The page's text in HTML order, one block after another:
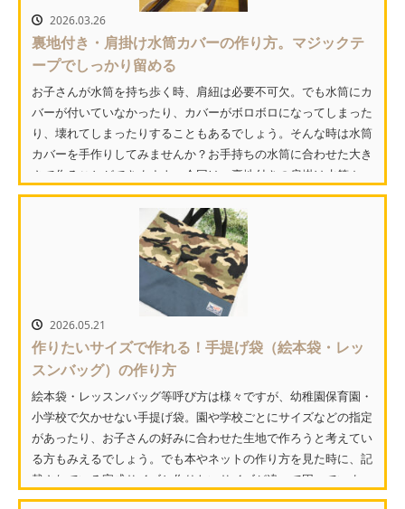
2026.03.26
裏地付き・肩掛け水筒カバーの作り方。マジックテ
ープでしっかり留める
お子さんが水筒を持ち歩く時、肩紐は必要不可欠。でも水筒にカ
バーが付いていなかったり、カバーがボロボロになってしまった
り、壊れてしまったりすることもあるでしょう。そんな時は水筒
カバーを手作りしてみませんか？お手持ちの水筒に合わせた大き
さで作ることができますよ。今回は、裏地付きの肩掛け水筒カ
バ...
2026.05.21
作りたいサイズで作れる！手提げ袋（絵本袋・レッ
スンバッグ）の作り方
絵本袋・レッスンバッグ等呼び方は様々ですが、幼稚園保育園・
小学校で欠かせない手提げ袋。園や学校ごとにサイズなどの指定
があったり、お子さんの好みに合わせた生地で作ろうと考えてい
る方もみえるでしょう。でも本やネットの作り方を見た時に、記
載されている完成サイズと作りたいサイズが違って困っていま
せ...